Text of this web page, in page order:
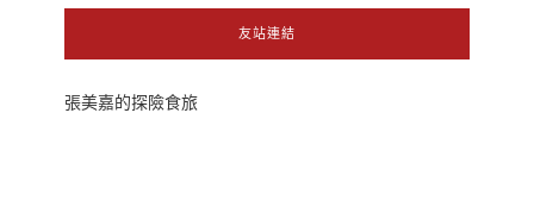
友站連結
張美嘉的探險食旅